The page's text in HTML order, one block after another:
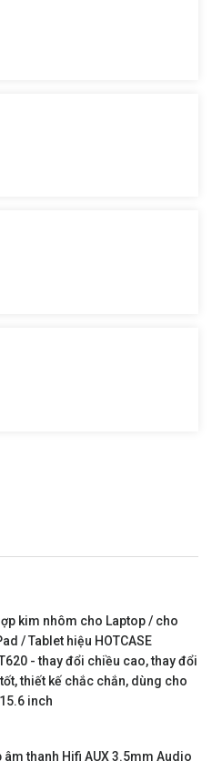
kim nhôm cho Laptop / cho
/ Tablet hiệu HOTCASE
- thay đổi chiều cao, thay đổi
thiết kế chắc chắn, dùng cho
inch